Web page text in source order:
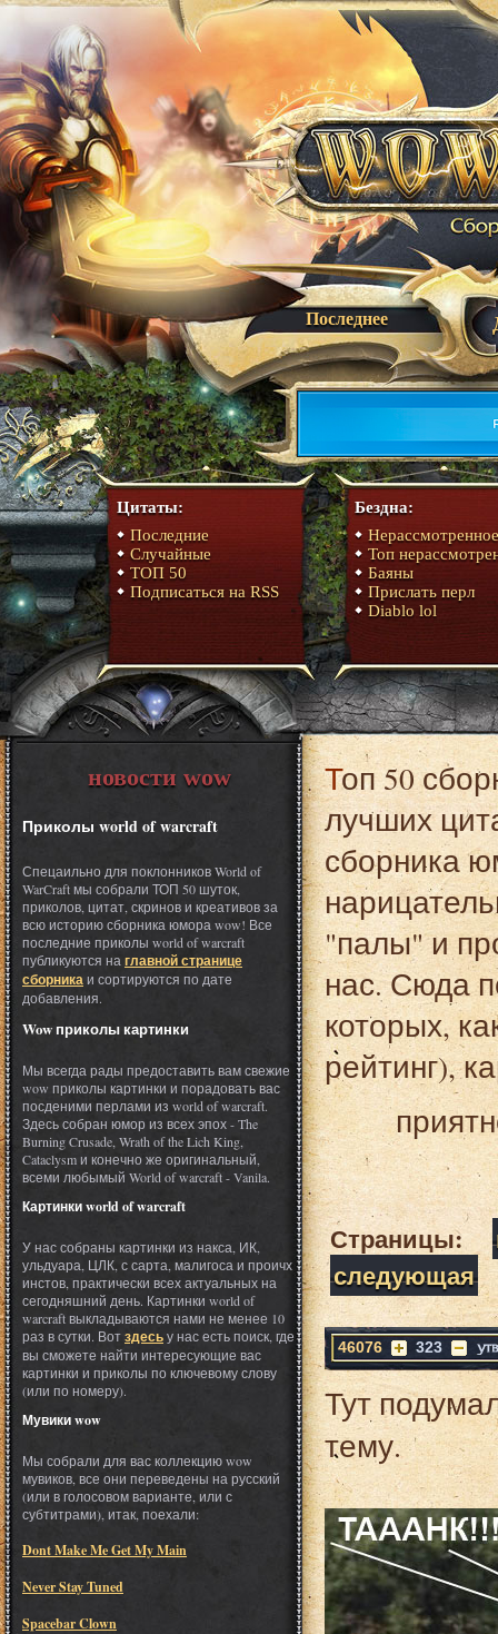
Последнее
Цитаты:
Последние
Случайные
ТОП 50
Подписаться на RSS
Бездна:
Нерассмотренное
Топ
Баяны
Прислать перл
Diablo lol
Топ 50 сборника. Специально для вас мы собрали 50
лучших
сборника
"палы" и
нас. Сюда
которых,
рейтинг),
Страницы:
следующая
46076 323
Тут
тему.
новости wow
Приколы world of warcraft
Спецаильно для поклонников World of
WarCraft мы собрали ТОП 50 шуток,
приколов, цитат, скринов и креативов за
всю историю сборника юмора wow! Все
последние приколы world of warcraft
публикуются на главной странице
сборникаи сортируются по дате
добавления.
Wow приколы картинки
Мы всегда рады предоставить вам свежие
wow приколы картинки и порадовать вас
посденими перлами из world of warcraft.
Здесь собран юмор из всех эпох - The
Burning Crusade, Wrath of the Lich King,
Cataclysm и конечно же оригинальный,
всеми любымый World of warcraft - Vanila.
Картинки world of warcraft
У нас собраны картинки из накса, ИК,
ульдуара, ЦЛК, с сарта, малигоса и проичх
инстов, практически всех актуальных на
сегодняшний день. Картинки world of
warcraft выкладываются нами не менее 10
раз в сутки. Вотздесьу нас есть поиск, где
вы сможете найти интересующие вас
картинки и приколы по ключевому слову
(или по номеру).
Мувики wow
Мы собрали для вас коллекцию wow
мувиков, все они переведены на русский
(или в голосовом варианте, или с
субтитрами), итак, поехали:
Dont Make Me Get My Main
Never Stay Tuned
Spacebar Clown